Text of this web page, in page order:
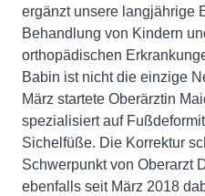
ergänzt unsere langjährige
Behandlung von Kindern
orthopädischen
Babin ist nicht die einzige
März startete Oberärztin
spezialisiert auf
Sichelfüße. Die Korrektur
Schwerpunkt von Oberarzt
ebenfalls seit März 2018